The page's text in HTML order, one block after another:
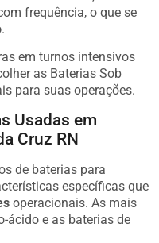
frequência, o que se
em turnos intensivos
as Baterias Sob
para suas operações.
Usadas em
Cruz RN
de baterias para
específicas que
operacionais. As mais
ácido e as baterias de